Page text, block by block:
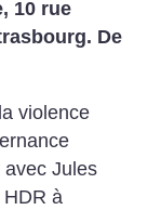
10 rue
De
violence
avec Jules
à